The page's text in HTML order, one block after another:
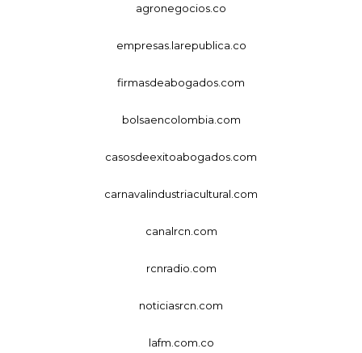
agronegocios.co
empresas.larepublica.co
firmasdeabogados.com
bolsaencolombia.com
casosdeexitoabogados.com
carnavalindustriacultural.com
canalrcn.com
rcnradio.com
noticiasrcn.com
lafm.com.co